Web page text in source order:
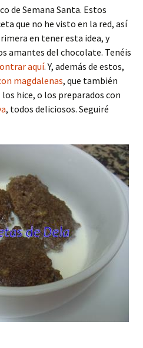
de Semana Santa. Estos
que no he visto en la red, así
en tener esta idea, y
amantes del chocolate. Tenéis
aquí. Y, además de estos,
magdalenas, que también
hice, o los preparados con
, todos deliciosos. Seguiré